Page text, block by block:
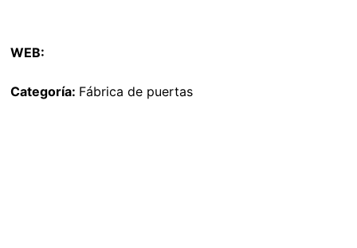
WEB:
Categoría: Fábrica de puertas